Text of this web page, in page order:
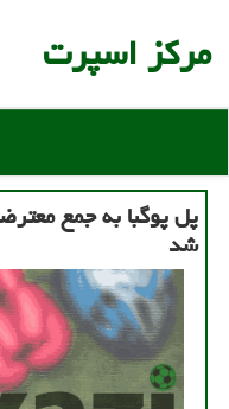
مركز اسپرت
پل پوگبا به جمع
شد